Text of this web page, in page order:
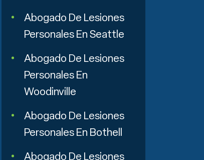
Abogado De Lesiones
Personales En Seattle
Abogado De Lesiones
Personales En
Woodinville
Abogado De Lesiones
Personales En Bothell
Abogado De Lesiones